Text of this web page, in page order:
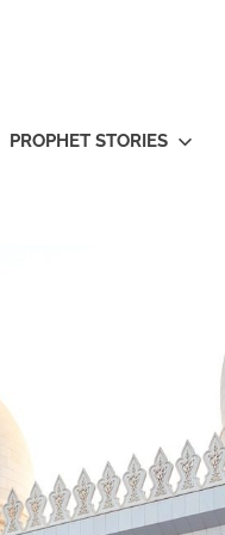
PROPHET STORIES